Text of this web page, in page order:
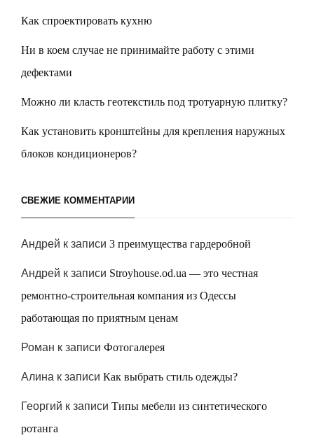
Как спроектировать кухню
Ни в коем случае не принимайте работу с этими
дефектами
Можно ли класть геотекстиль под тротуарную плитку?
Как установить кронштейны для крепления наружных
блоков кондиционеров?
СВЕЖИЕ КОММЕНТАРИИ
Андрей к записи 3 преимущества гардеробной
Андрей к записи Stroyhouse.od.ua — это честная
ремонтно-строительная компания из Одессы
работающая по приятным ценам
Роман к записи Фотогалерея
Алина к записи Как выбрать стиль одежды?
Георгий к записи Типы мебели из синтетического
ротанга